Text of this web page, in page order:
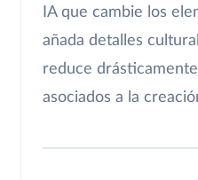
IA que cambie los
añada detalles
reduce
asociados a la